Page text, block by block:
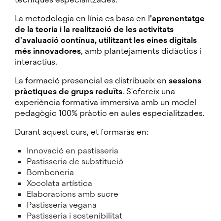
La metodologia en línia es basa en l'aprenentatge
de la teoria i la realització de les activitats
d'avaluació contínua, utilitzant les eines digitals
més innovadores, amb plantejaments didàctics i
interactius.
La formació presencial es distribueix en sessions
pràctiques de grups reduïts. S'ofereix una
experiència formativa immersiva amb un model
pedagògic 100% pràctic en aules especialitzades.
Durant aquest curs, et formaràs en:
Innovació en pastisseria
Pastisseria de substitució
Bomboneria
Xocolata artística
Elaboracions amb sucre
Pastisseria vegana
Pastisseria i sostenibilitat